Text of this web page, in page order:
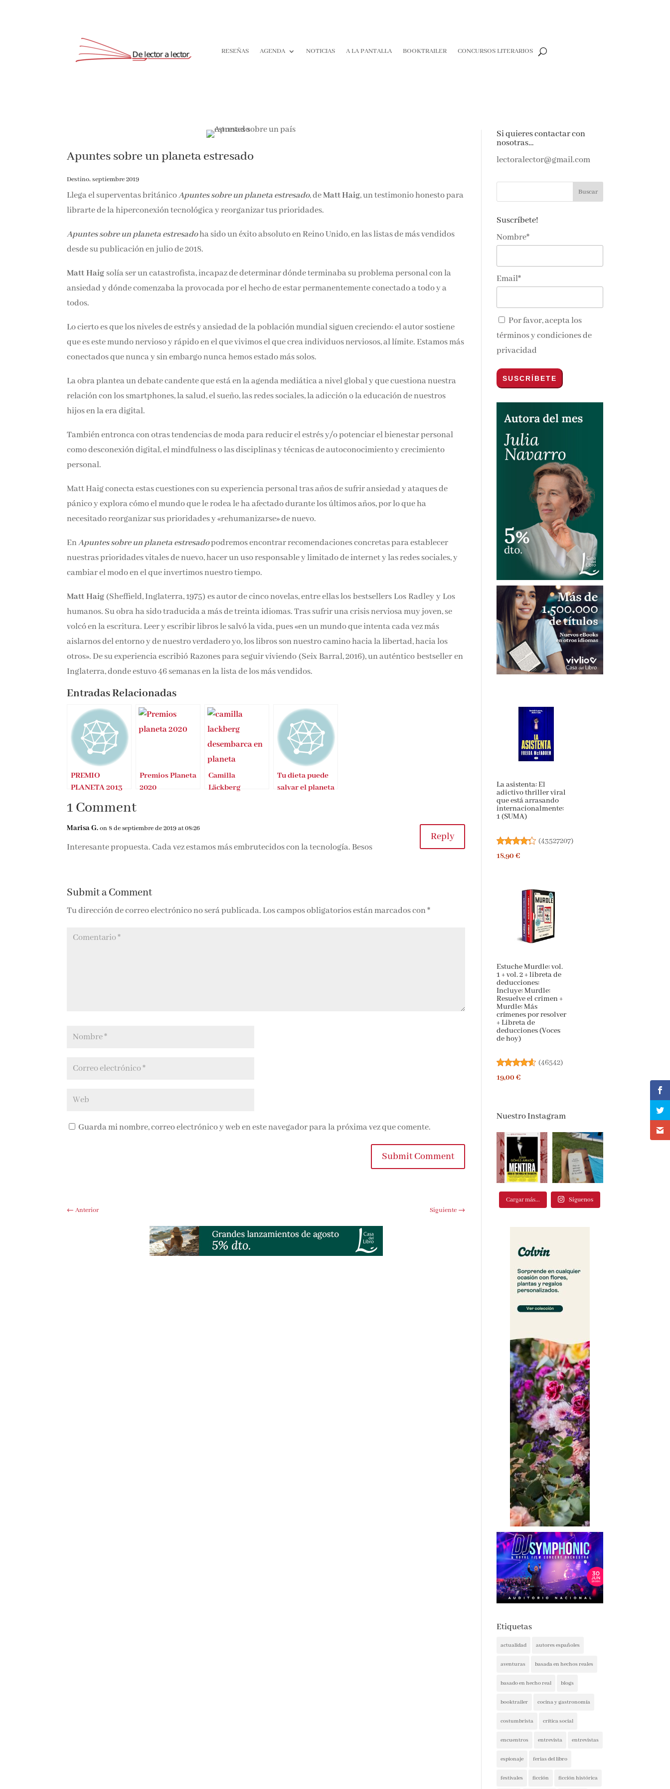
RESEÑAS AGENDA NOTICIAS A LA PANTALLA BOOKTRAILER CONCURSOS LITERARIOS
Apuntes sobre un planeta estresado
Destino, septiembre 2019
Llega el superventas británicoApuntes sobre un planeta estresado, deMatt Haig, un testimonio honesto para
librarte de la hiperconexión tecnológica y reorganizar tus prioridades.
Apuntes sobre un planeta estresadoha sido un éxito absoluto en Reino Unido, en las listas de más vendidos
desde su publicación en julio de 2018.
Matt Haigsolía ser un catastrofista, incapaz de determinar dónde terminaba su problema personal con la
ansiedad y dónde comenzaba la provocada por el hecho de estar permanentemente conectado a todo y a
todos.
Lo cierto es que los niveles de estrés y ansiedad de la población mundial siguen creciendo: el autor sostiene
que es este mundo nervioso y rápido en el que vivimos el que crea individuos nerviosos, al límite. Estamos más
conectados que nunca y sin embargo nunca hemos estado más solos.
La obra plantea un debate candente que está en la agenda mediática a nivel global y que cuestiona nuestra
relación con los smartphones, la salud, el sueño, las redes sociales, la adicción o la educación de nuestros
hijos en la era digital.
También entronca con otras tendencias de moda para reducir el estrés y/o potenciar el bienestar personal
como desconexión digital, el mindfulness o las disciplinas y técnicas de autoconocimiento y crecimiento
personal.
Matt Haig conecta estas cuestiones con su experiencia personal tras años de sufrir ansiedad y ataques de
pánico y explora cómo el mundo que le rodea le ha afectado durante los últimos años, por lo que ha
necesitado reorganizar sus prioridades y «rehumanizarse» de nuevo.
EnApuntes sobre un planeta estresadopodremos encontrar recomendaciones concretas para establecer
nuestras prioridades vitales de nuevo, hacer un uso responsable y limitado de internet y las redes sociales, y
cambiar el modo en el que invertimos nuestro tiempo.
Matt Haig (Sheffield, Inglaterra, 1975) es autor de cinco novelas, entre ellas los bestsellers Los Radley y Los
humanos. Su obra ha sido traducida a más de treinta idiomas. Tras sufrir una crisis nerviosa muy joven, se
volcó en la escritura. Leer y escribir libros le salvó la vida, pues «en un mundo que intenta cada vez más
aislarnos del entorno y de nuestro verdadero yo, los libros son nuestro camino hacia la libertad, hacia los
otros». De su experiencia escribió Razones para seguir viviendo (Seix Barral, 2016), un auténtico bestseller en
Inglaterra, donde estuvo 46 semanas en la lista de los más vendidos.
Entradas Relacionadas
PREMIO
PLANETA 2013
Premios Planeta
2020
Camilla
Läckberg
Tu dieta puede
salvar el planeta
1 Comment
Marisa G. on 8 de septiembre de 2019 at 08:26
Interesante propuesta. Cada vez estamos más embrutecidos con la tecnología. Besos
Reply
Submit a Comment
Tu dirección de correo electrónico no será publicada. Los campos obligatorios están marcados con*
Guarda mi nombre, correo electrónico y web en este navegador para la próxima vez que comente.
Submit Comment
←Anterior Siguiente→
Si quieres contactar con
nosotras…
lectoralector@gmail.com
Suscríbete!
Nombre*
Email*
Por favor, acepta los
términos y condiciones de
privacidad
La asistenta: El
adictivo thriller viral
que está arrasando
internacionalmente:
1 (SUMA)
(43527207)
18,90 €
Estuche Murdle: vol.
1 + vol. 2 + libreta de
deducciones:
Incluye: Murdle:
Resuelve el crimen +
Murdle: Más
crímenes por resolver
+ Libreta de
deducciones (Voces
de hoy)
(46542)
19,00 €
Nuestro Instagram
Cargar más... Síguenos
Etiquetas
actualidad autores españoles
aventuras basada en hechos reales
basado en hecho real blogs
booktrailer cocina y gastronomía
costumbrista crítica social
encuentros entrevista entrevistas
espionaje ferias del libro
festivales ficción ficción histórica